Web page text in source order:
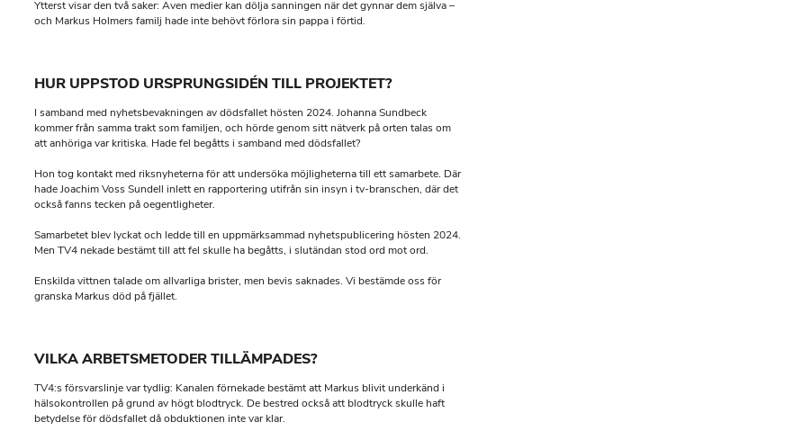
Ytterst visar den två saker: Även medier kan dölja sanningen när det gynnar dem själva –
och Markus Holmers familj hade inte behövt förlora sin pappa i förtid.
HUR UPPSTOD URSPRUNGSIDÉN TILL PROJEKTET?
I samband med nyhetsbevakningen av dödsfallet hösten 2024. Johanna Sundbeck
kommer från samma trakt som familjen, och hörde genom sitt nätverk på orten talas om
att anhöriga var kritiska. Hade fel begåtts i samband med dödsfallet?
Hon tog kontakt med riksnyheterna för att undersöka möjligheterna till ett samarbete. Där
hade Joachim Voss Sundell inlett en rapportering utifrån sin insyn i tv-branschen, där det
också fanns tecken på oegentligheter.
Samarbetet blev lyckat och ledde till en uppmärksammad nyhetspublicering hösten 2024.
Men TV4 nekade bestämt till att fel skulle ha begåtts, i slutändan stod ord mot ord.
Enskilda vittnen talade om allvarliga brister, men bevis saknades. Vi bestämde oss för
granska Markus död på fjället.
VILKA ARBETSMETODER TILLÄMPADES?
TV4:s försvarslinje var tydlig: Kanalen förnekade bestämt att Markus blivit underkänd i
hälsokontrollen på grund av högt blodtryck. De bestred också att blodtryck skulle haft
betydelse för dödsfallet då obduktionen inte var klar.